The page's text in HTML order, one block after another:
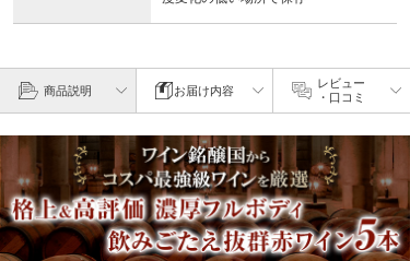
商品説明 お届け内容
レビュー
・口コミ